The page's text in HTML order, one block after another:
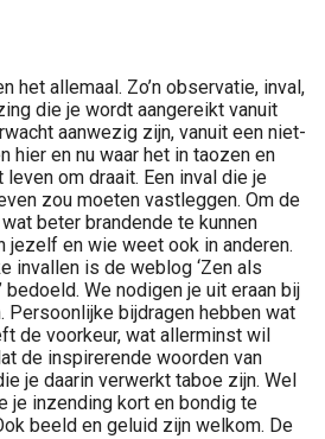
het allemaal. Zo’n observatie, inval,
die je wordt aangereikt vanuit
aanwezig zijn, vanuit een niet-
hier en nu waar het in taozen en
leven om draait. Een inval die je
zou moeten vastleggen. Om de
beter brandende te kunnen
jezelf en wie weet ook in anderen.
invallen is de weblog ‘Zen als
bedoeld. We nodigen je uit eraan bij
Persoonlijke bijdragen hebben wat
de voorkeur, wat allerminst wil
de inspirerende woorden van
je daarin verwerkt taboe zijn. Wel
je inzending kort en bondig te
beeld en geluid zijn welkom. De